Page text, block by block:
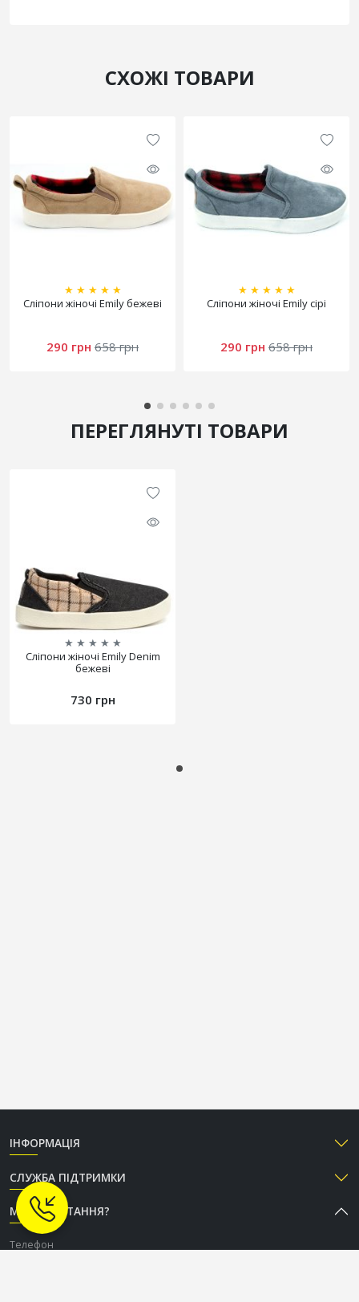
СХОЖІ ТОВАРИ
★ ★ ★ ★ ★
Сліпони жіночі Emily бежеві
290 грн 658 грн
★ ★ ★ ★ ★
Сліпони жіночі Emily сірі
290 грн 658 грн
ПЕРЕГЛЯНУТІ ТОВАРИ
★ ★ ★ ★ ★
Сліпони жіночі Emily Denim
бежеві
730 грн
ІНФОРМАЦІЯ
СЛУЖБА ПІДТРИМКИ
МАЄТЕ ПИТАННЯ?
Телефон